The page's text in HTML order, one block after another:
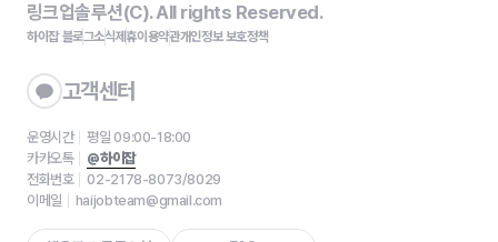
링크업솔루션(C). All rights Reserved.
하이잡 블로그소식제휴이용약관개인정보 보호정책
고객센터
운영시간
평일 09:00-18:00
카카오톡
@하이잡
전화번호
02-2178-8073/8029
이메일
haijobteam@gmail.com